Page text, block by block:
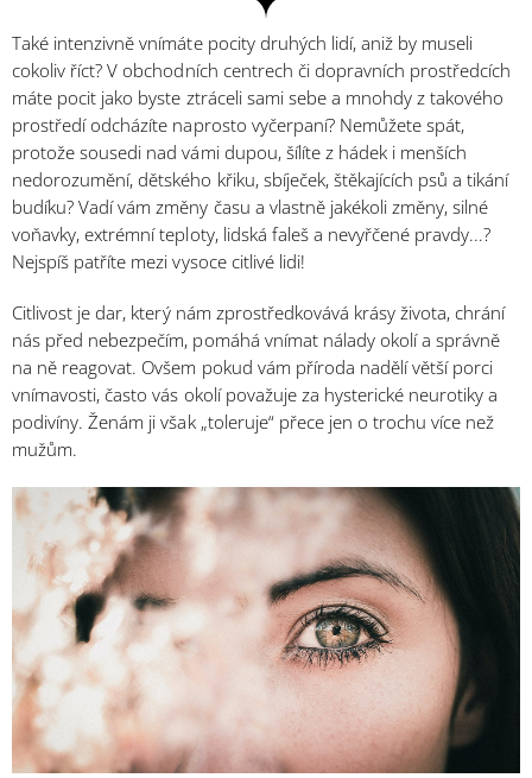
Také intenzivně vnímáte pocity druhých lidí, aniž by museli
cokoliv říct? V obchodních centrech či dopravních prostředcích
máte pocit jako byste ztráceli sami sebe a mnohdy z takového
prostředí odcházíte naprosto vyčerpaní? Nemůžete spát,
protože sousedi nad vámi dupou, šílíte z hádek i menších
nedorozumění, dětského křiku, sbíječek, štěkajících psů a tikání
budíku? Vadí vám změny času a vlastně jakékoli změny, silné
voňavky, extrémní teploty, lidská faleš a nevyřčené pravdy...?
Nejspíš patříte mezi vysoce citlivé lidi!
Citlivost je dar, který nám zprostředkovává krásy života, chrání
nás před nebezpečím, pomáhá vnímat nálady okolí a správně
na ně reagovat. Ovšem pokud vám příroda nadělí větší porci
vnímavosti, často vás okolí považuje za hysterické neurotiky a
podivíny. Ženám ji však „toleruje“ přece jen o trochu více než
mužům.